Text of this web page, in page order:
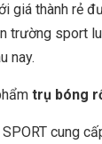
giá thành rẻ
trường sport
nay.
trụ bóng
SPORT cung